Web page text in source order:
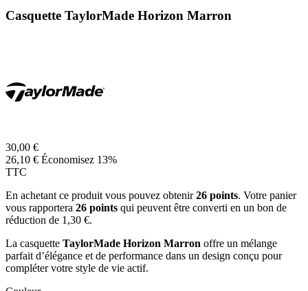
Casquette TaylorMade Horizon Marron
30,00 €
26,10 € Économisez 13%
TTC
En achetant ce produit vous pouvez obtenir26 points. Votre panier
vous rapportera 26 points qui peuvent être converti en un bon de
réduction de 1,30 €.
La casquette TaylorMade Horizon Marron offre un mélange
parfait d’élégance et de performance dans un design conçu pour
compléter votre style de vie actif.